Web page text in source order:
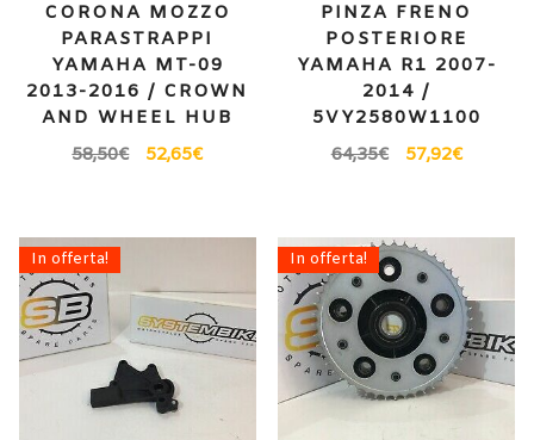
CORONA MOZZO
PARASTRAPPI
YAMAHA MT-09
2013-2016 / CROWN
AND WHEEL HUB
58,50€ 52,65€
PINZA FRENO
POSTERIORE
YAMAHA R1 2007-
2014 /
5VY2580W1100
64,35€ 57,92€
In offerta! In offerta!